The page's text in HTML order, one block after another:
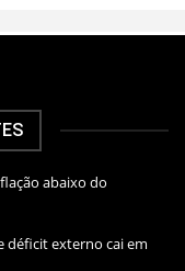
abaixo do
déficit externo cai em